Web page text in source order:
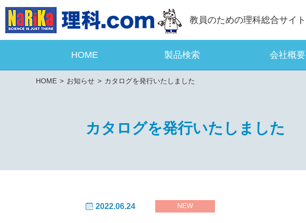
教員のための理科総合サイト
HOME 製品検索 会社概要
HOME お知らせ カタログを発行いたしました
カタログを発行いたしました
2022.06.24 NEW